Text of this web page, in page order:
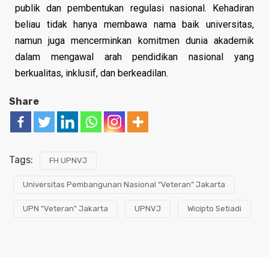
publik dan pembentukan regulasi nasional. Kehadiran
beliau tidak hanya membawa nama baik universitas,
namun juga mencerminkan komitmen dunia akademik
dalam mengawal arah pendidikan nasional yang
berkualitas, inklusif, dan berkeadilan.
Share
Tags: FH UPNVJ
Universitas Pembangunan Nasional “Veteran” Jakarta
UPN "Veteran" Jakarta UPNVJ Wicipto Setiadi